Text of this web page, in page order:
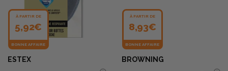
À PARTIR DE
5,92€
BONNE AFFAIRE
ESTEX
À PARTIR DE
8,93€
BONNE AFFAIRE
BROWNING